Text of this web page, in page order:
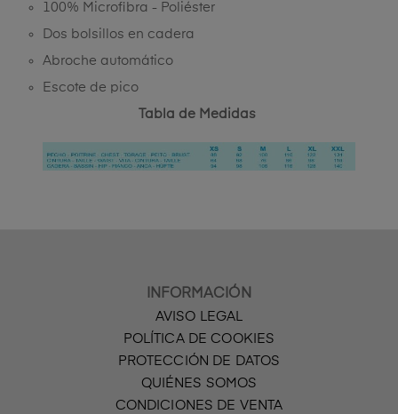
100% Microfibra - Poliéster
Dos bolsillos en cadera
Abroche automático
Escote de pico
Tabla de Medidas
INFORMACIÓN
AVISO LEGAL
POLÍTICA DE COOKIES
PROTECCIÓN DE DATOS
QUIÉNES SOMOS
CONDICIONES DE VENTA